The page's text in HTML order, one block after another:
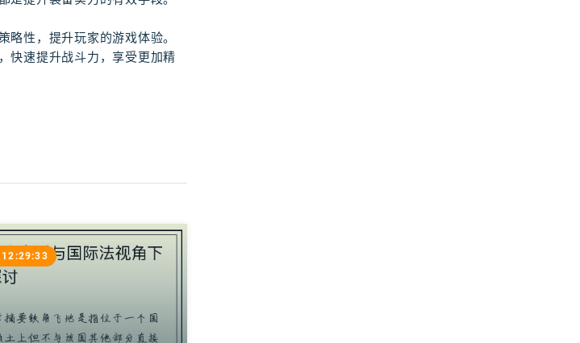
性，提升玩家的游戏体验。
快速提升战斗力，享受更加精